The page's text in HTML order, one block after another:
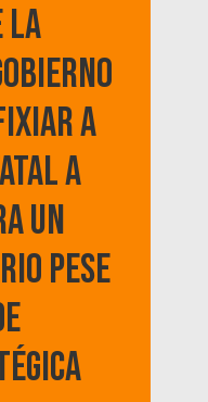
la
a
a
un
pese